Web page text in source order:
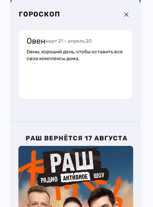
ГОРОСКОП
Овенмарт 21 – апрель 20
Овны, хороший день, чтобы оставить все
свои комплексы дома.